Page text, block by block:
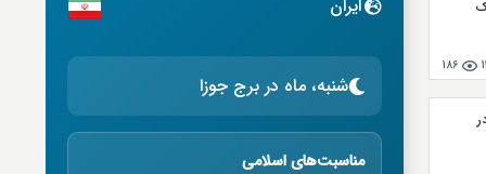
186
ایران
شنبه، ماه در برج جوزا
مناسبت‌های اسلامی